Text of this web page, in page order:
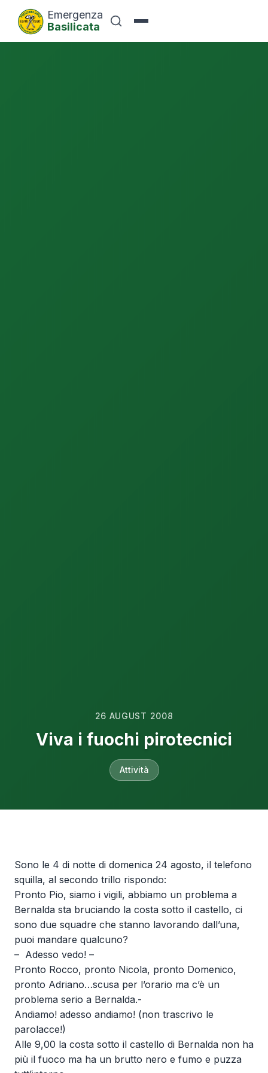
Emergenza
Basilicata
26 AUGUST 2008
Viva i fuochi pirotecnici
Attività
Sono le 4 di notte di domenica 24 agosto, il telefono
squilla, al secondo trillo rispondo:
Pronto Pio, siamo i vigili, abbiamo un problema a
Bernalda sta bruciando la costa sotto il castello, ci
sono due squadre che stanno lavorando dall’una,
puoi mandare qualcuno?
– Adesso vedo! –
Pronto Rocco, pronto Nicola, pronto Domenico,
pronto Adriano…scusa per l’orario ma c’è un
problema serio a Bernalda.-
Andiamo! adesso andiamo! (non trascrivo le
parolacce!)
Alle 9,00 la costa sotto il castello di Bernalda non ha
più il fuoco ma ha un brutto nero e fumo e puzza